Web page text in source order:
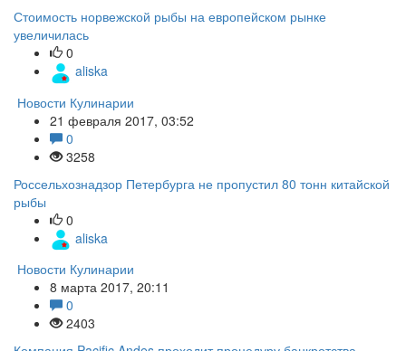
Стоимость норвежской рыбы на европейском рынке
увеличилась
0
aliska
Новости Кулинарии
21 февраля 2017, 03:52
0
3258
Россельхознадзор Петербурга не пропустил 80 тонн китайской
рыбы
0
aliska
Новости Кулинарии
8 марта 2017, 20:11
0
2403